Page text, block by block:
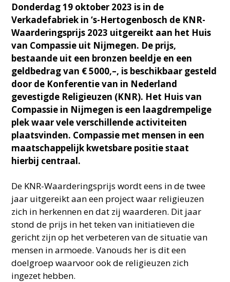
Donderdag 19 oktober 2023 is in de
Verkadefabriek in ‘s-Hertogenbosch de KNR-
Waarderingsprijs 2023 uitgereikt aan het Huis
van Compassie uit Nijmegen. De prijs,
bestaande uit een bronzen beeldje en een
geldbedrag van € 5000,–, is beschikbaar gesteld
door de Konferentie van in Nederland
gevestigde Religieuzen (KNR). Het Huis van
Compassie in Nijmegen is een laagdrempelige
plek waar vele verschillende activiteiten
plaatsvinden. Compassie met mensen in een
maatschappelijk kwetsbare positie staat
hierbij centraal.
De KNR-Waarderingsprijs wordt eens in de twee
jaar uitgereikt aan een project waar religieuzen
zich in herkennen en dat zij waarderen. Dit jaar
stond de prijs in het teken van initiatieven die
gericht zijn op het verbeteren van de situatie van
mensen in armoede. Vanouds her is dit een
doelgroep waarvoor ook de religieuzen zich
ingezet hebben.